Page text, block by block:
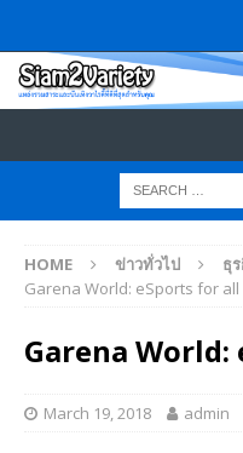
HOME ข่าวทั่วไป ธุ
Garena World: eSports for all
Garena
March 19, 2018 admin